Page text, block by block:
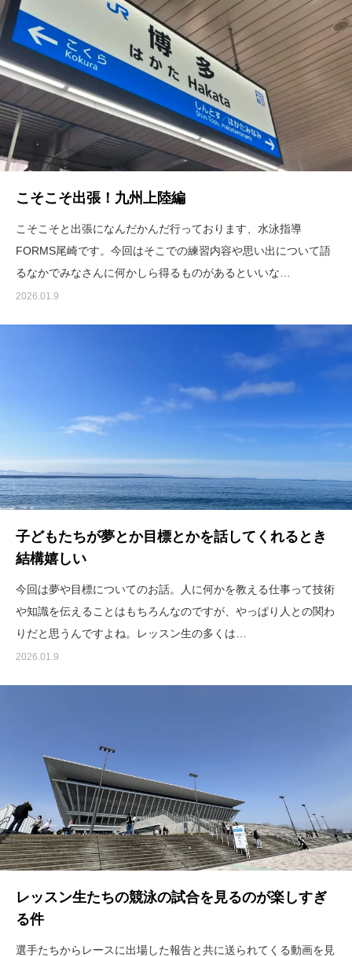
こそこそ出張！九州上陸編
こそこそと出張になんだかんだ行っております、水泳指導
FORMS尾崎です。今回はそこでの練習内容や思い出について語
るなかでみなさんに何かしら得るものがあるといいな…
2026.01.9
子どもたちが夢とか目標とかを話してくれるとき
結構嬉しい
今回は夢や目標についてのお話。人に何かを教える仕事って技術
や知識を伝えることはもちろんなのですが、やっぱり人との関わ
りだと思うんですよね。レッスン生の多くは…
2026.01.9
レッスン生たちの競泳の試合を見るのが楽しすぎ
る件
選手たちからレースに出場した報告と共に送られてくる動画を見